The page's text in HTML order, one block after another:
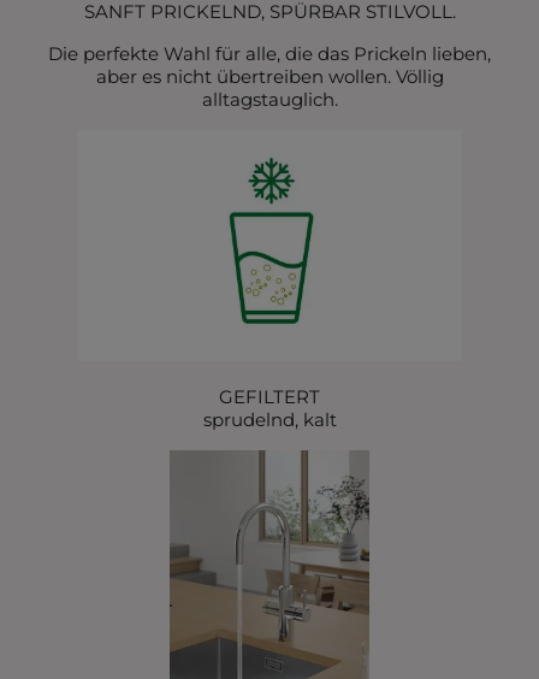
SANFT PRICKELND, SPÜRBAR STILVOLL.
Die perfekte Wahl für alle, die das Prickeln lieben,
aber es nicht übertreiben wollen. Völlig
alltagstauglich.
GEFILTERT
sprudelnd, kalt